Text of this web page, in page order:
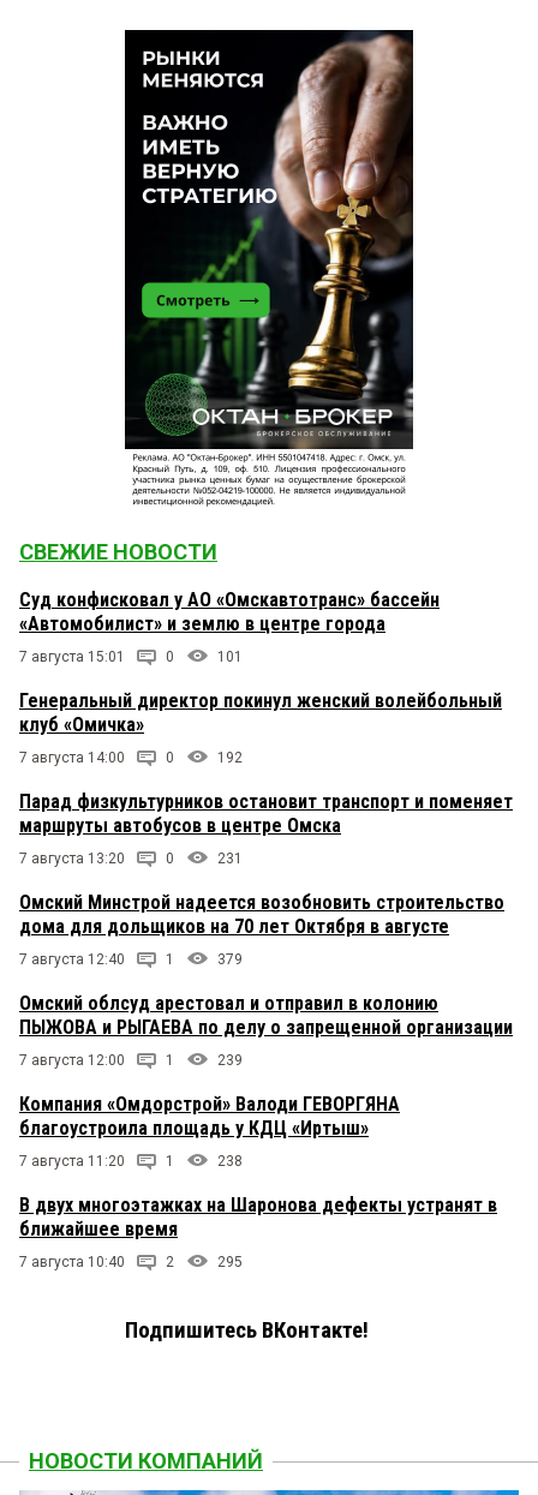
СВЕЖИЕ НОВОСТИ
Суд конфисковал у АО «Омскавтотранс» бассейн
«Автомобилист» и землю в центре города
7 августа 15:01 0 101
Генеральный директор покинул женский волейбольный
клуб «Омичка»
7 августа 14:00 0 192
Парад физкультурников остановит транспорт и поменяет
маршруты автобусов в центре Омска
7 августа 13:20 0 231
Омский Минстрой надеется возобновить строительство
дома для дольщиков на 70 лет Октября в августе
7 августа 12:40 1 379
Омский облсуд арестовал и отправил в колонию
ПЫЖОВА и РЫГАЕВА по делу о запрещенной организации
7 августа 12:00 1 239
Компания «Омдорстрой» Валоди ГЕВОРГЯНА
благоустроила площадь у КДЦ «Иртыш»
7 августа 11:20 1 238
В двух многоэтажках на Шаронова дефекты устранят в
ближайшее время
7 августа 10:40 2 295
Подпишитесь ВКонтакте!
НОВОСТИ КОМПАНИЙ